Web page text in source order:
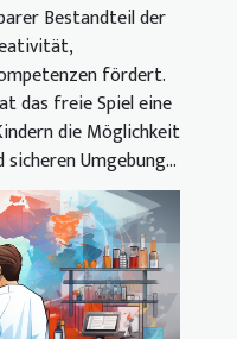
Bestandteil der
fördert.
das freie Spiel eine
die Möglichkeit
Umgebung...